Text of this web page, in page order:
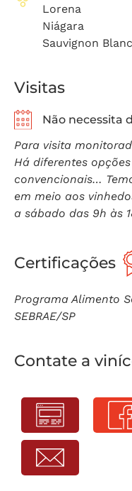
Lorena
Niágara
Sauvignon Blanc
Visitas
Não necessita
Para visita
Há diferentes
convencionais…
em meio aos
a sábado das 9h às
Certificações
Programa Alimento
SEBRAE/SP
Contate a